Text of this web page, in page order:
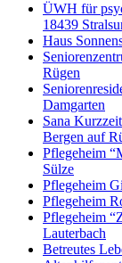
ÜWH für
18439
Haus
Rügen
Damgarten
Sana
Bergen auf
Pflegeheim
Sülze
Pflegeheim
Pflegeheim
Pflegeheim
Lauterbach
Betreutes